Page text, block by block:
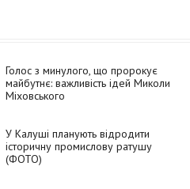
Голос з минулого, що пророкує
майбутнє: важливість ідей Миколи
Міховського
У Калуші планують відродити
історичну промислову ратушу
(ФОТО)